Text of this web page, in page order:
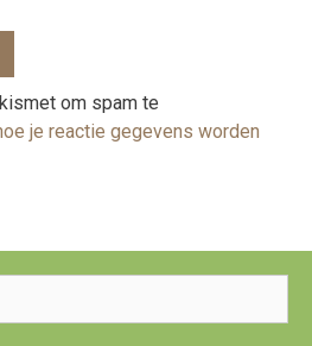
om spam te
je reactie gegevens worden